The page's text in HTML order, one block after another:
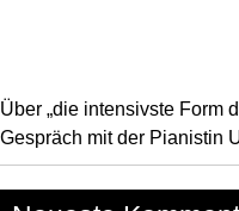
Über „die intensivste Form
Gespräch mit der Pianistin